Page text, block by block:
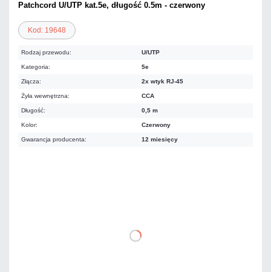
Patchcord U/UTP kat.5e, długość 0.5m - czerwony
Kod: 19648
Rodzaj przewodu: U/UTP
Kategoria: 5e
Złącza: 2x wtyk RJ-45
Żyła wewnętrzna: CCA
Długość: 0,5 m
Kolor: Czerwony
Gwarancja producenta: 12 miesięcy
DO KOSZYKA